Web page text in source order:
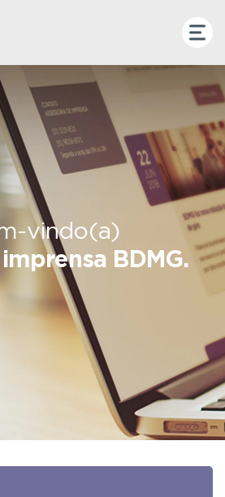
vindo(a)
BDMG.